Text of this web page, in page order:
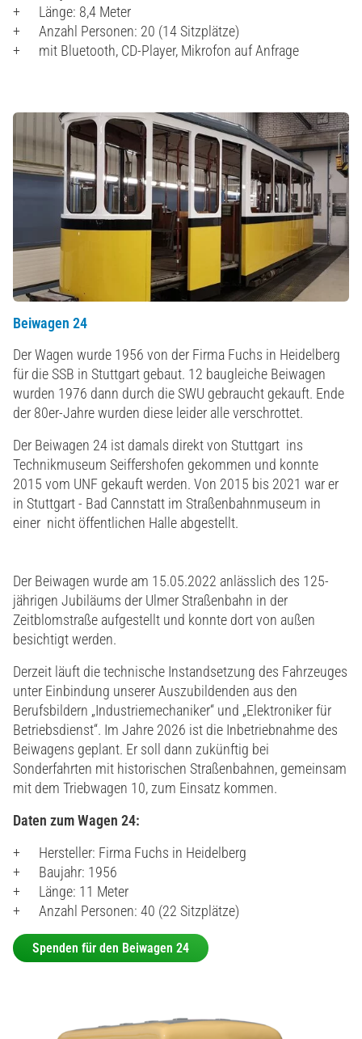
Länge: 8,4 Meter
Anzahl Personen: 20 (14 Sitzplätze)
mit Bluetooth, CD-Player, Mikrofon auf Anfrage
Beiwagen 24
Der Wagen wurde 1956 von der Firma Fuchs in Heidelberg
für die SSB in Stuttgart gebaut. 12 baugleiche Beiwagen
wurden 1976 dann durch die SWU gebraucht gekauft. Ende
der 80er-Jahre wurden diese leider alle verschrottet.
Der Beiwagen 24 ist damals direkt von Stuttgart ins
Technikmuseum Seiffershofen gekommen und konnte
2015 vom UNF gekauft werden. Von 2015 bis 2021 war er
in Stuttgart - Bad Cannstatt im Straßenbahnmuseum in
einer nicht öffentlichen Halle abgestellt.
Der Beiwagen wurde am 15.05.2022 anlässlich des 125-
jährigen Jubiläums der Ulmer Straßenbahn in der
Zeitblomstraße aufgestellt und konnte dort von außen
besichtigt werden.
Derzeit läuft die technische Instandsetzung des Fahrzeuges
unter Einbindung unserer Auszubildenden aus den
Berufsbildern „Industriemechaniker“ und „Elektroniker für
Betriebsdienst“. Im Jahre 2026 ist die Inbetriebnahme des
Beiwagens geplant. Er soll dann zukünftig bei
Sonderfahrten mit historischen Straßenbahnen, gemeinsam
mit dem Triebwagen 10, zum Einsatz kommen.
Daten zum Wagen 24:
Hersteller: Firma Fuchs in Heidelberg
Baujahr: 1956
Länge: 11 Meter
Anzahl Personen: 40 (22 Sitzplätze)
Spenden für den Beiwagen 24